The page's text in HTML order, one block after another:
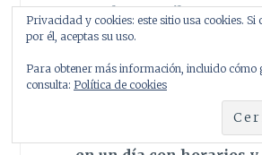
Rural Aqua Libera, y no
puedes comer, puedes
alojarte y disfrutar de su
Espero que hayas
qué ver
Privacidad y cookies: este sitio usa cookies. Si
por él, aceptas su uso.
Para obtener más información, incluido cómo
consulta: Política de cookies